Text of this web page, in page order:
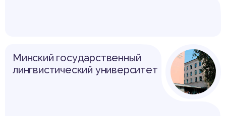
Минский государственный
лингвистический университет